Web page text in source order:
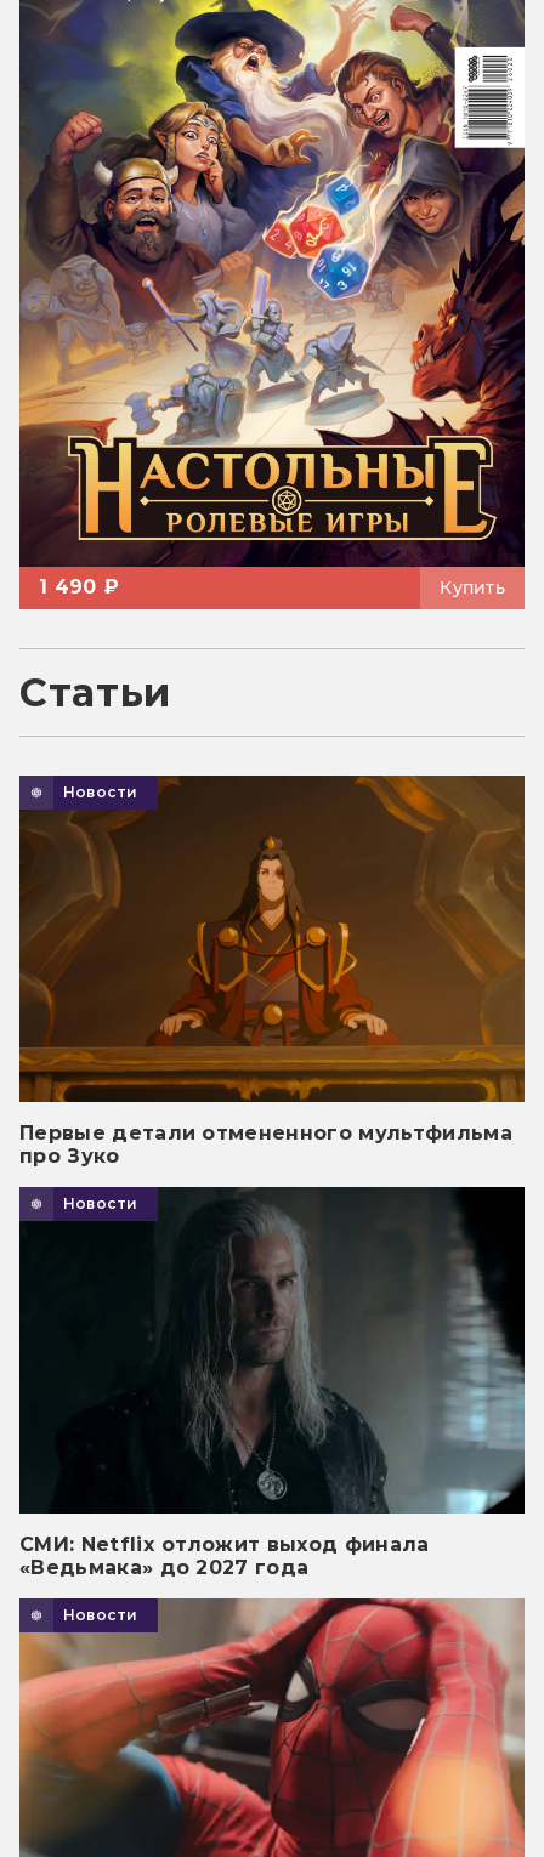
1 490 ₽ Купить
Статьи
Новости
Первые детали отмененного мультфильма
про Зуко
Новости
СМИ: Netflix отложит выход финала
«Ведьмака» до 2027 года
Новости